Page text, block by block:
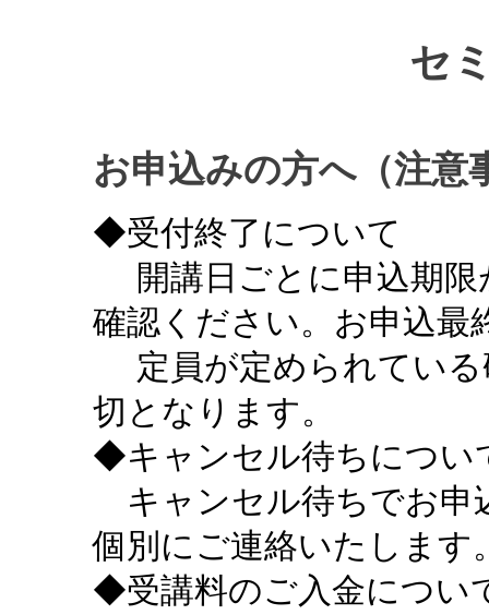
セ
お申込みの方へ（注意
◆受付終了について
開講日ごとに申込期限
確認ください。お申込最
定員が定められている
切となります。
◆キャンセル待ちについ
キャンセル待ちでお申
個別にご連絡いたします
◆受講料のご入金につい